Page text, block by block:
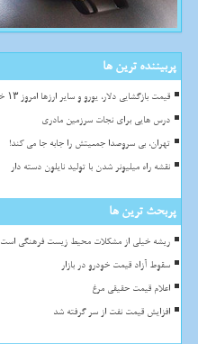
پربیننده ترین ها
قیمت بازگشایی دلار، یورو و سایر ارزها امروز ۱۳ خرداد ۱۴۰۵ به همراه جدول
درس هایی برای نجات سرزمین مادری
تهران، بی سروصدا جمعیتش را جابه جا می کند!
نقشه راه میلیونر شدن با تولید نایلون دسته دار
پربحث ترین ها
ریشه خیلی از مشکلات محیط زیست فرهنگی است
سقوط آزاد قیمت خودرو در بازار
اعلام قیمت حقیقی مرغ
افزایش قیمت نفت از سر گرفته شد